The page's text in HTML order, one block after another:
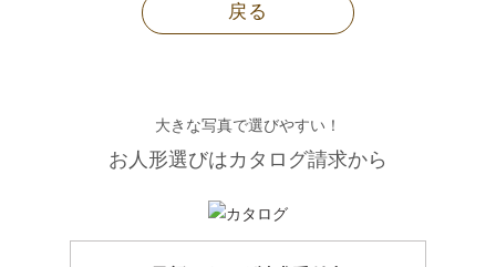
戻る
大きな写真で選びやすい！
お人形選びはカタログ請求から